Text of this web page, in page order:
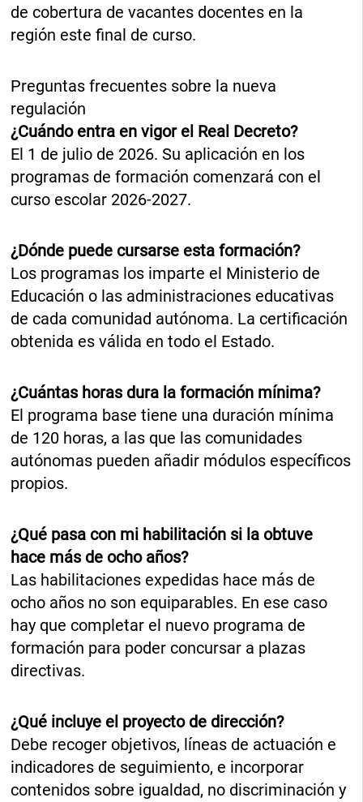
de cobertura de vacantes docentes en la
región este final de curso.
Preguntas frecuentes sobre la nueva
regulación
¿Cuándo entra en vigor el Real Decreto?
El 1 de julio de 2026. Su aplicación en los
programas de formación comenzará con el
curso escolar 2026-2027.
¿Dónde puede cursarse esta formación?
Los programas los imparte el Ministerio de
Educación o las administraciones educativas
de cada comunidad autónoma. La certificación
obtenida es válida en todo el Estado.
¿Cuántas horas dura la formación mínima?
El programa base tiene una duración mínima
de 120 horas, a las que las comunidades
autónomas pueden añadir módulos específicos
propios.
¿Qué pasa con mi habilitación si la obtuve
hace más de ocho años?
Las habilitaciones expedidas hace más de
ocho años no son equiparables. En ese caso
hay que completar el nuevo programa de
formación para poder concursar a plazas
directivas.
¿Qué incluye el proyecto de dirección?
Debe recoger objetivos, líneas de actuación e
indicadores de seguimiento, e incorporar
contenidos sobre igualdad, no discriminación y